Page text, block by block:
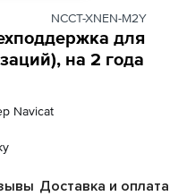
NCCT-XNEN-M2Y
для
на 2 года
Navicat
Доставка и оплата